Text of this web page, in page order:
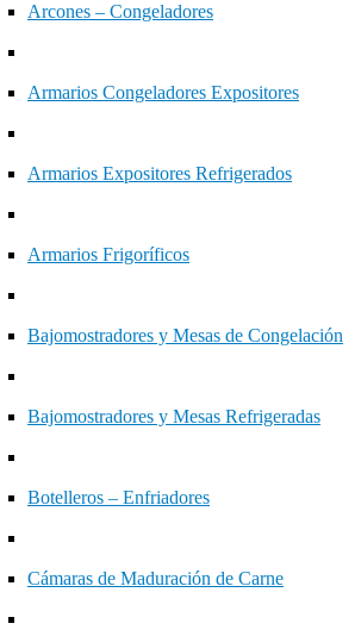
Arcones – Congeladores
Armarios Congeladores Expositores
Armarios Expositores Refrigerados
Armarios Frigoríficos
Bajomostradores y Mesas de Congelación
Bajomostradores y Mesas Refrigeradas
Botelleros – Enfriadores
Cámaras de Maduración de Carne